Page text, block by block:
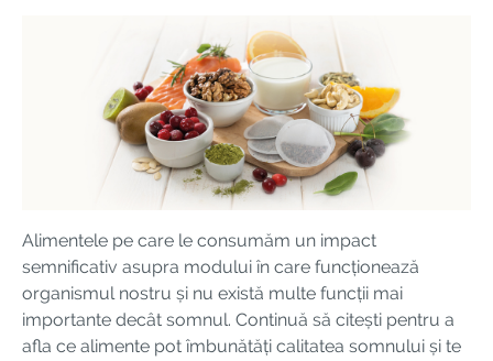
Alimentele pe care le consumăm un impact
semnificativ asupra modului în care funcționează
organismul nostru și nu există multe funcții mai
importante decât somnul. Continuă să citești pentru a
afla ce alimente pot îmbunătăți calitatea somnului și te